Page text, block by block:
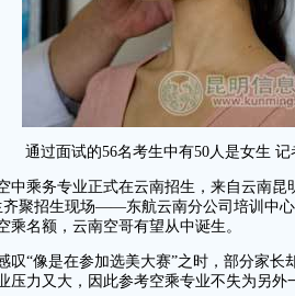
通过面试的56名考生中有50人是女生 记
乘务专业正式在云南招生，来自云南昆
齐聚招生现场——东航云南分公司培训中
乘名额，云南空哥有望从中诞生。
“像是在参加选美大赛”之时，部分家长
压力又大，因此参考空乘专业不失为另外